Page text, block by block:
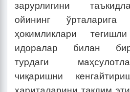
зарурлигини
ойининг
ҳокимликлари
идоралар билан
турдаги
чиқаришни